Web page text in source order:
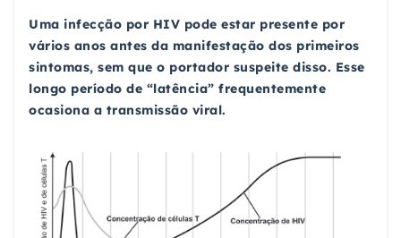
Uma infecção por HIV pode estar presente por
vários anos antes da manifestação dos primeiros
sintomas, sem que o portador suspeite disso. Esse
longo período de “latência” frequentemente
ocasiona a transmissão viral.